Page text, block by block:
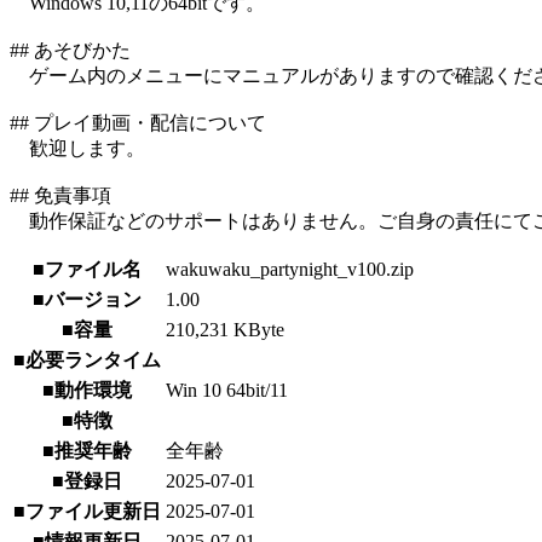
## あそびかた
ゲーム内のメニューにマニュアルがありますので確認くだ
## プレイ動画・配信について
歓迎します。
## 免責事項
動作保証などのサポートはありません。ご自身の責任にて
■ファイル名
wakuwaku_partynight_v100.zip
■バージョン
1.00
■容量
210,231 KByte
■必要ランタイム
■動作環境
Win 10 64bit/11
■特徴
■推奨年齢
全年齢
■登録日
2025-07-01
■ファイル更新日 2025-07-01